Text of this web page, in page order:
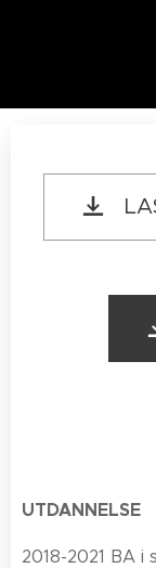
UTDANNELSE
2018-2021 BA